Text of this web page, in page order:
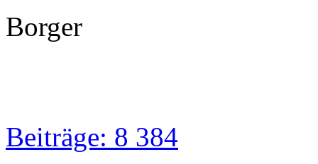
Borger
Beiträge: 8 384